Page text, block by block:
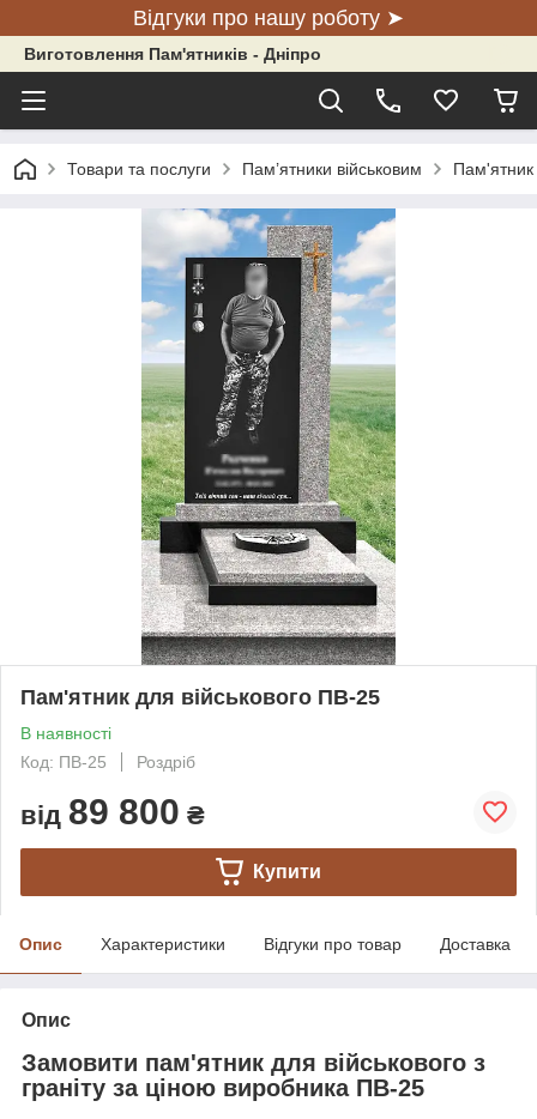
Відгуки про нашу роботу ➤
Виготовлення Пам'ятників - Дніпро
Товари та послуги Пам’ятники військовим Пам'ятник
Пам'ятник для військового ПВ-25
В наявності
Код: ПВ-25
Роздріб
від 89 800 ₴
Купити
Опис Характеристики Відгуки про товар Доставка
Опис
Замовити пам'ятник для військового з
граніту за ціною виробника ПВ-25